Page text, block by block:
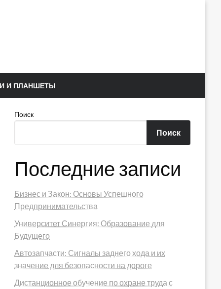
И ПЛАНШЕТЫ
Поиск
Поиск
Последние записи
Бизнес и Закон: Основы Успешного
Предпринимательства
Университет Синергия: Образование для
Будущего
Автозапчасти: Сигналы заднего хода и их
значение для безопасности на дороге
Дистанционное обучение по охране труда с